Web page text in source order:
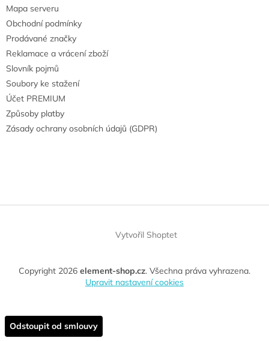
Mapa serveru
Obchodní podmínky
Prodávané značky
Reklamace a vrácení zboží
Slovník pojmů
Soubory ke stažení
Účet PREMIUM
Způsoby platby
Zásady ochrany osobních údajů (GDPR)
Vytvořil Shoptet
Copyright 2026 element-shop.cz. Všechna práva vyhrazena.
Upravit nastavení cookies
Odstoupit od smlouvy